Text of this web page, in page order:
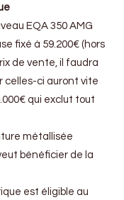
EQA 350 AMG
fixé à 59.200€ (hors
de vente, il faudra
celles-ci auront vite
qui exclut tout
métallisée
bénéficier de la
est éligible au